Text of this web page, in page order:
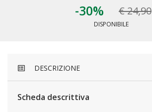
-30% € 24,90
DISPONIBILE
DESCRIZIONE
Scheda descrittiva